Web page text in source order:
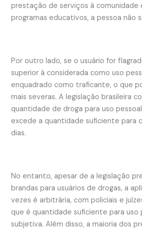
prestação de serviços à comunidade
programas educativos, a pessoa não
Por outro lado, se o usuário for
superior à considerada como uso
enquadrado como traficante, o que
mais severas. A legislação brasileira
quantidade de droga para uso
excede a quantidade suficiente para
dias.
No entanto, apesar de a legislação
brandas para usuários de drogas, a
vezes é arbitrária, com policiais e
que é quantidade suficiente para uso
subjetiva. Além disso, a maioria dos